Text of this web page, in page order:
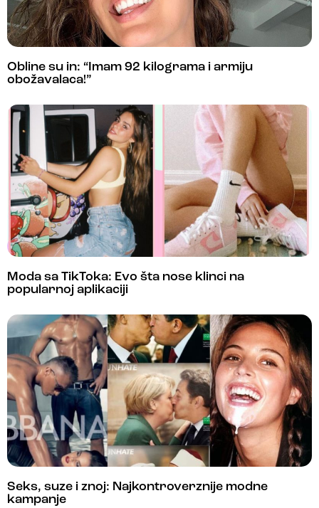
Obline su in: “Imam 92 kilograma i armiju
obožavalaca!”
Moda sa TikToka: Evo šta nose klinci na
popularnoj aplikaciji
Seks, suze i znoj: Najkontroverznije modne
kampanje